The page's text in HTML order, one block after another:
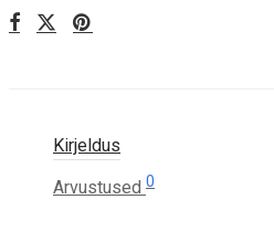
Kirjeldus
Arvustused 0